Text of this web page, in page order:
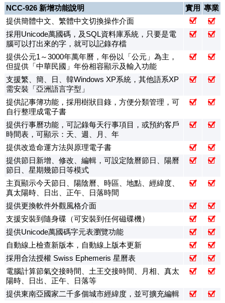
NCC-926 新增功能說明 實用 專業
提供簡體中文、繁體中文切換操作介面
採用Unicode萬國碼，及SQL資料庫系統，只要是電
腦可以打出來的字，就可以記錄存檔
提供公元1～3000年萬年曆，年份以「公元」為主，
但提供「中華民國」年份相容顯示及輸入功能
支援繁、簡、日、韓Windows XP系統，其他語系XP
需安裝「亞洲語言字型」
提供記事簿功能，採用樹狀目錄，方便分類管理，可
自行整理成電子書
提供行事曆功能，可記錄每天行事項目，或預約客戶
時間表，可顯示：天、週、月、年
提供改造命運方法與原理電子書
提供節日新增、修改、編輯，可設定陰曆節日、陽曆
節日、星期幾節日等模式
主頁顯示今天節日、陽陰曆、時區、地點、經緯度、
真太陽時、日出、正午、日落時間
提供更換軟件外觀風格介面
支援安裝到隨身碟（可安裝到任何磁碟機）
提供Unicode萬國碼字元表瀏覽功能
自動線上檢查新版本，自動線上版本更新
採用合法授權 Swiss Ephemeris 星曆表
電腦計算節氣交接時間、土王交接時間、月相、真太
陽時、日出、正午、日落等
提供東南亞國家二千多個城市經緯度，並可擴充編輯